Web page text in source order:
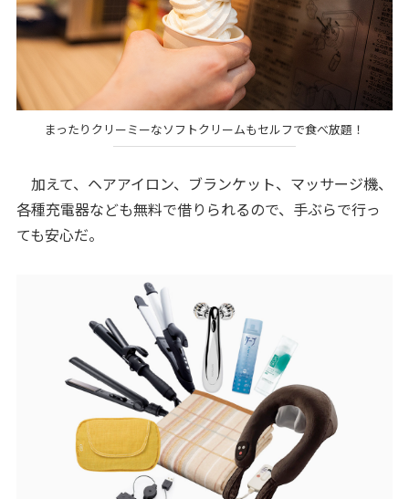
まったりクリーミーなソフトクリームもセルフで食べ放題！
加えて、ヘアアイロン、ブランケット、マッサージ機、
各種充電器なども無料で借りられるので、手ぶらで行っ
ても安心だ。